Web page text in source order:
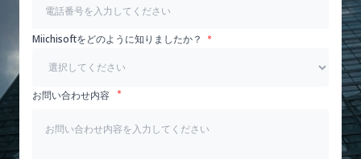
Miichisoftをどのように知りましたか？
お問い合わせ内容